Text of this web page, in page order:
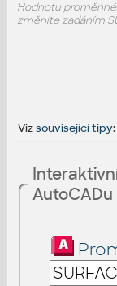
Hodnotu proměnné
změníte zadáním
Vizsouvisející tipy:
AutoCADu